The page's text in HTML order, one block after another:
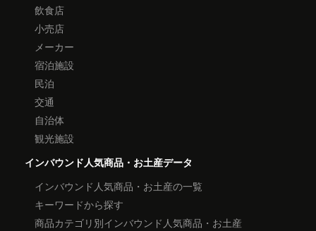
飲食店
小売店
メーカー
宿泊施設
民泊
交通
自治体
観光施設
インバウンド人気商品・お土産データ
インバウンド人気商品・お土産の一覧
キーワードから探す
商品カテゴリ別インバウンド人気商品・お土産